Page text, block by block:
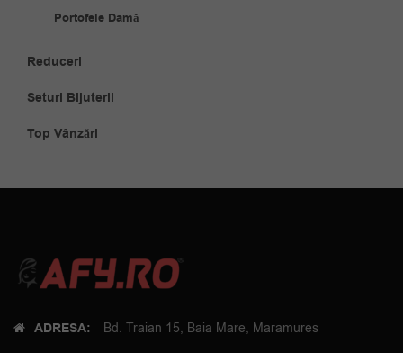
Portofele Damă
Reduceri
Seturi Bijuterii
Top Vânzări
ADRESA: Bd. Traian 15, Baia Mare, Maramures